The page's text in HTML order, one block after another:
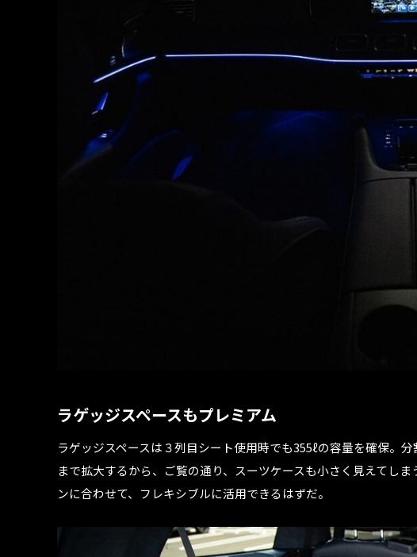
ラゲッジスペースもプレミアム
ラゲッジスペースは３列目シート使用時でも355ℓの容量を確保。
まで拡大するから、ご覧の通り、スーツケースも小さく見えてし
ンに合わせて、フレキシブルに活用できるはずだ。